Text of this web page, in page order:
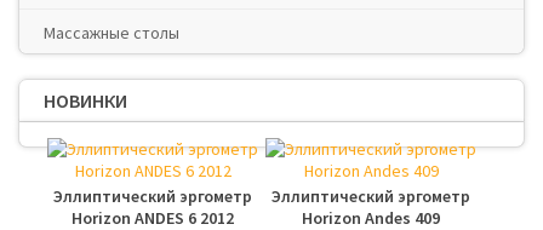
Массажные столы
НОВИНКИ
Эллиптический эргометр
Horizon ANDES 6 2012
Эллиптический эргометр
Horizon Andes 409